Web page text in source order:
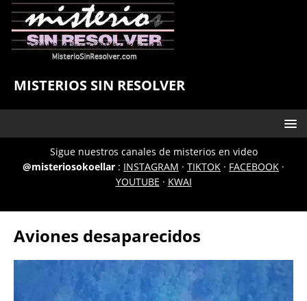
MISTERIOS SIN RESOLVER
Sigue nuestros canales de misterios en video
@misteriosokoellar : INSTAGRAM · TIKTOK · FACEBOOK ·
YOUTUBE · KWAI
Aviones desaparecidos